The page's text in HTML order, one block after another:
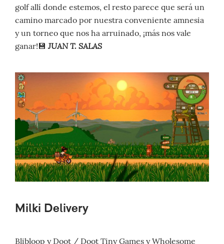
golf allí donde estemos, el resto parece que será un
camino marcado por nuestra conveniente amnesia
y un torneo que nos ha arruinado, ¡más nos vale
ganar!💾JUAN T. SALAS
Milki Delivery
Blibloop y Doot / Doot Tiny Games y Wholesome